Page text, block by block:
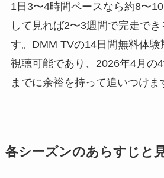
1日3〜4時間ペースなら約8〜
して見れば2〜3週間で完走で
す。DMM TVの14日間無料体験
視聴可能であり、2026年4月の
までに余裕を持って追いつけま
各シーズンのあらすじと